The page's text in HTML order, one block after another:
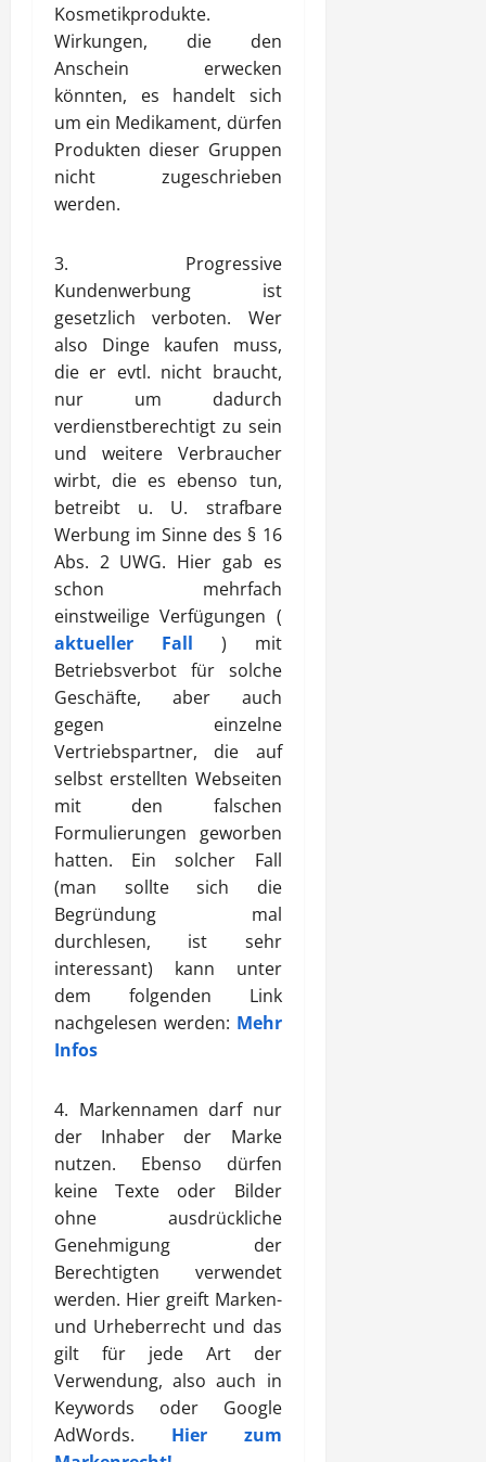
Kosmetikprodukte.
Wirkungen, die den
Anschein erwecken
könnten, es handelt sich
um ein Medikament, dürfen
Produkten dieser Gruppen
nicht zugeschrieben
werden.
3. Progressive
Kundenwerbung ist
gesetzlich verboten. Wer
also Dinge kaufen muss,
die er evtl. nicht braucht,
nur um dadurch
verdienstberechtigt zu sein
und weitere Verbraucher
wirbt, die es ebenso tun,
betreibt u. U. strafbare
Werbung im Sinne des § 16
Abs. 2 UWG. Hier gab es
schon mehrfach
einstweilige Verfügungen (
aktueller Fall ) mit
Betriebsverbot für solche
Geschäfte, aber auch
gegen einzelne
Vertriebspartner, die auf
selbst erstellten Webseiten
mit den falschen
Formulierungen geworben
hatten. Ein solcher Fall
(man sollte sich die
Begründung mal
durchlesen, ist sehr
interessant) kann unter
dem folgenden Link
nachgelesen werden: Mehr
Infos
4. Markennamen darf nur
der Inhaber der Marke
nutzen. Ebenso dürfen
keine Texte oder Bilder
ohne ausdrückliche
Genehmigung der
Berechtigten verwendet
werden. Hier greift Marken-
und Urheberrecht und das
gilt für jede Art der
Verwendung, also auch in
Keywords oder Google
AdWords. Hier zum